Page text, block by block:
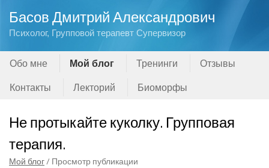
Басов Дмитрий Александрович
Психолог, Групповой терапевт Супервизор
Обо мне Мой блог Тренинги
Отзывы
Контакты
Лекторий Биоморфы
Не протыкайте куколку. Групповая
терапия.
Мой блог/ Просмотр публикации